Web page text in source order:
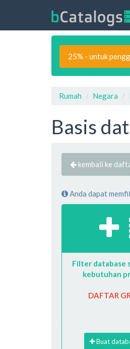
25% - untuk
Rumah Negara
Basis
kembali ke
Anda dapat
Filter database
kebutuhan
DAFTAR
Buat